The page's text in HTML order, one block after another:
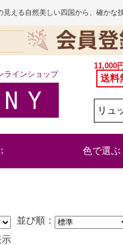
える自然美しい四国から、確かな
ラインショップ
11,000
送料
色で選ぶ
並び順：
示